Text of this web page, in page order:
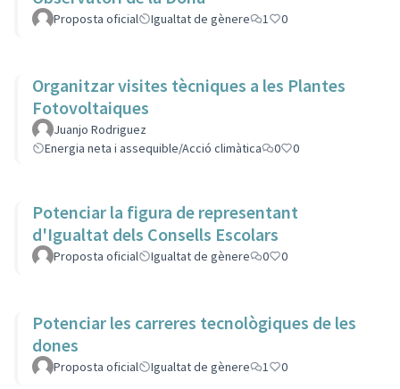
Proposta oficial Igualtat de gènere 1 0
Organitzar visites tècniques a les Plantes
Fotovoltaiques
Juanjo Rodriguez
Energia neta i assequible/Acció climàtica
0 0
Potenciar la figura de representant
d'Igualtat dels Consells Escolars
Proposta oficial Igualtat de gènere 0 0
Potenciar les carreres tecnològiques de les
dones
Proposta oficial Igualtat de gènere 1 0